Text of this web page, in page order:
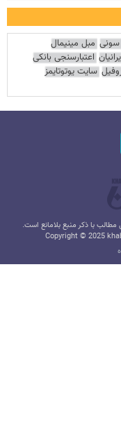
سونی مبل مینیمال
اعتبارسنجی بانکی
سایت یوتوتایمز
با ذکر منبع بلامانع است.
Copyright © 2025